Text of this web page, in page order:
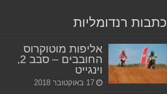
כתבות רנדומליות
אליפות מוטוקרוס
החובבים – סבב 2,
וינגייט
17 באוקטובר 2018